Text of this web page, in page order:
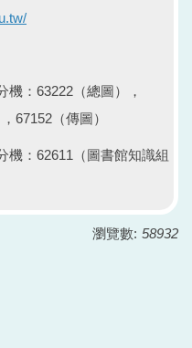
機：63222（總圖），
67152（傳圖）
機：62611（圖書館知識組
瀏覽數: 58932